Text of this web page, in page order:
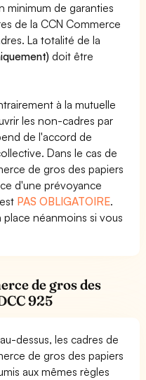
minimum de garanties
de la CCN Commerce
La totalité de la
doit être
à la mutuelle
les non-cadres par
de l'accord de
Dans le cas de
de gros des papiers
d'une prévoyance
PAS OBLIGATOIRE.
néanmoins si vous
de gros des
925
dessus, les cadres de
de gros des papiers
aux mêmes règles